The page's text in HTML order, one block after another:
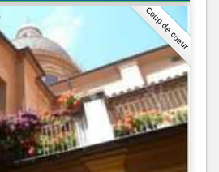
Coup de coeur